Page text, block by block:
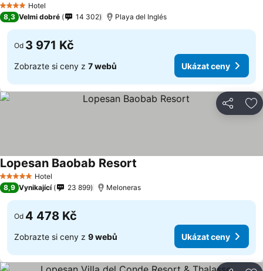
4 Počet hvězdiček
Hotel
8,3 Velmi dobré 14 302 Playa del Inglés
Od 3 971 Kč
Zobrazte si ceny z 7 webů Ukázat ceny
Sdílet
5 Počet hvězdiček
Hotel
Lopesan Baobab Resort
8,9 Vynikající 23 899 Meloneras
Od 4 478 Kč
Zobrazte si ceny z 9 webů Ukázat ceny